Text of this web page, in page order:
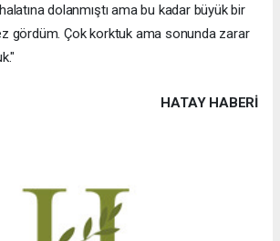
halatına dolanmıştı ama bu kadar büyük bir
gördüm. Çok korktuk ama sonunda zarar
HATAY HABERİ